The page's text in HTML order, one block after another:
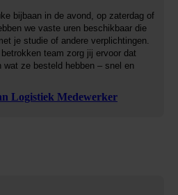
bijbaan in de avond, op zaterdag of
we vaste uren beschikbaar die
je studie of andere verplichtingen.
team zorg jij ervoor dat
ze besteld hebben – snel en
Logistiek Medewerker